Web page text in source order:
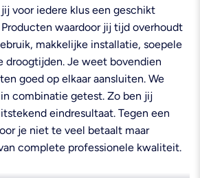
voor iedere klus een geschikt
waardoor jij tijd overhoudt
makkelijke installatie, soepele
droogtijden. Je weet bovendien
goed op elkaar aansluiten. We
combinatie getest. Zo ben jij
eindresultaat. Tegen een
je niet te veel betaalt maar
complete professionele kwaliteit.